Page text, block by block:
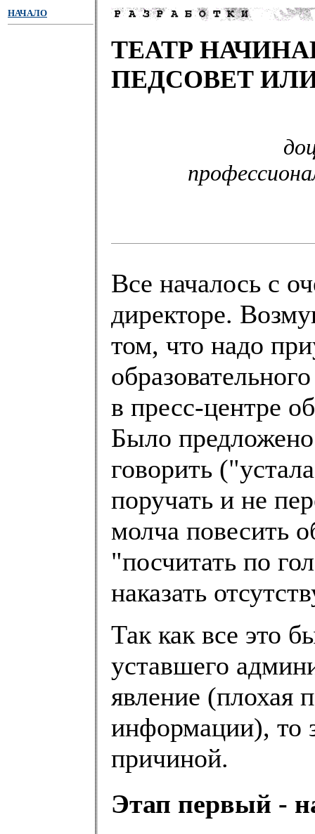
НАЧАЛО
ТЕАТР
ПЕДСОВЕТ
Все началось с
директоре.
том, что надо
в пресс-центре
Было
говорить
поручать и не
молча повесить
"посчитать по
наказать
Так как все это
уставшего
явление (плохая
информации), то
причиной.
Этап первый -